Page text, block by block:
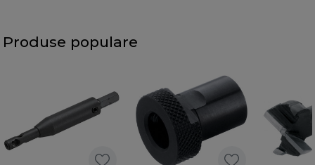
Produse populare